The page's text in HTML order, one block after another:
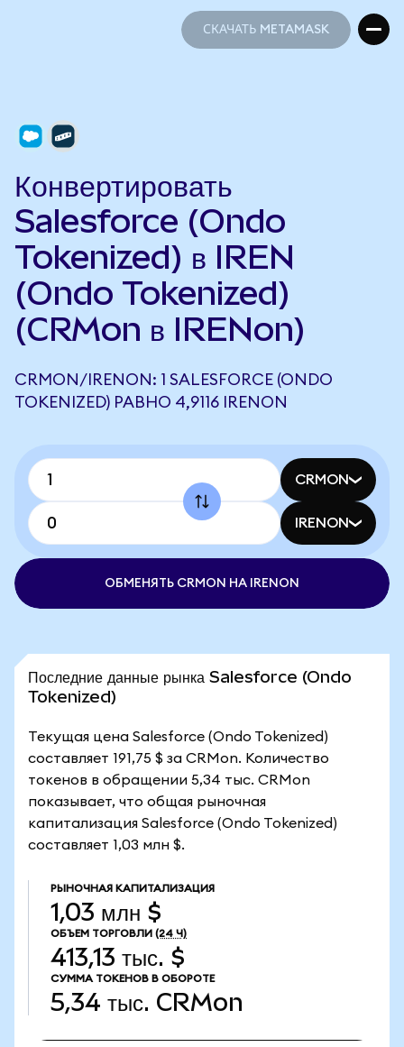
СКАЧАТЬ METAMASK
Конвертировать
Salesforce (Ondo
Tokenized) в IREN
(Ondo Tokenized)
(CRMon в IRENon)
CRMON/IRENON: 1 SALESFORCE (ONDO
TOKENIZED) РАВНО 4,9116 IRENON
CRMON
IRENON
ОБМЕНЯТЬ CRMON НА IRENON
Последние данные рынка Salesforce (Ondo
Tokenized)
Текущая цена Salesforce (Ondo Tokenized)
составляет 191,75 $ за CRMon. Количество
токенов в обращении 5,34 тыс. CRMon
показывает, что общая рыночная
капитализация Salesforce (Ondo Tokenized)
составляет 1,03 млн $.
РЫНОЧНАЯ КАПИТАЛИЗАЦИЯ
1,03 млн $
ОБЪЕМ ТОРГОВЛИ (24 Ч)
413,13 тыс. $
СУММА ТОКЕНОВ В ОБОРОТЕ
5,34 тыс. CRMon